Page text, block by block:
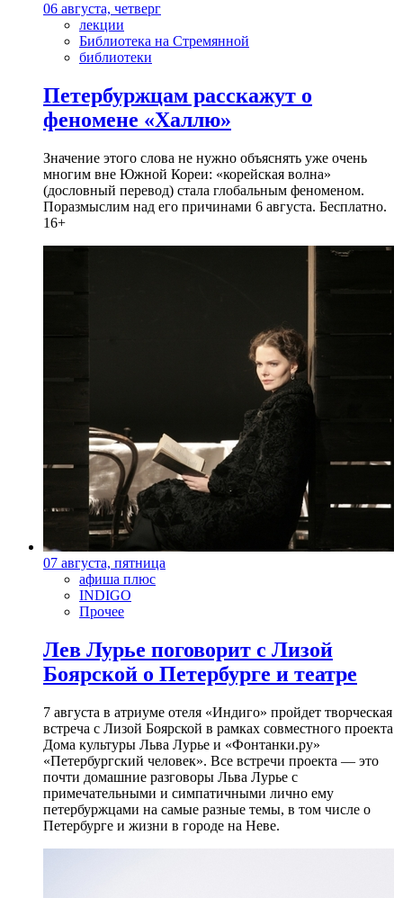
06 августа, четверг
лекции
Библиотека на Стремянной
библиотеки
Петербуржцам расскажут о
феномене «Халлю»
Значение этого слова не нужно объяснять уже очень
многим вне Южной Кореи: «корейская волна»
(дословный перевод) стала глобальным феноменом.
Поразмыслим над его причинами 6 августа. Бесплатно.
16+
07 августа, пятница
афиша плюс
INDIGO
Прочее
Лев Лурье поговорит с Лизой
Боярской о Петербурге и театре
7 августа в атриуме отеля «Индиго» пройдет творческая
встреча с Лизой Боярской в рамках совместного проекта
Дома культуры Льва Лурье и «Фонтанки.ру»
«Петербургский человек». Все встречи проекта — это
почти домашние разговоры Льва Лурье с
примечательными и симпатичными лично ему
петербуржцами на самые разные темы, в том числе о
Петербурге и жизни в городе на Неве.